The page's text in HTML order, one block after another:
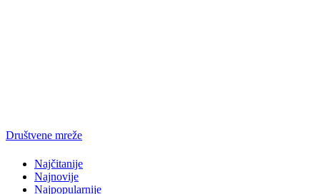
Društvene mreže
Najčitanije
Najnovije
Najpopularnije